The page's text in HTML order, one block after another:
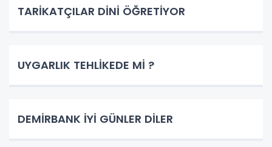
TARİKATÇILAR DİNİ ÖĞRETİYOR
UYGARLIK TEHLİKEDE Mİ ?
DEMİRBANK İYİ GÜNLER DİLER